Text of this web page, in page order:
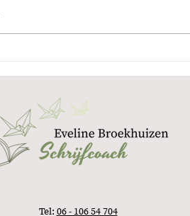
Tel: 06 - 106 54 704